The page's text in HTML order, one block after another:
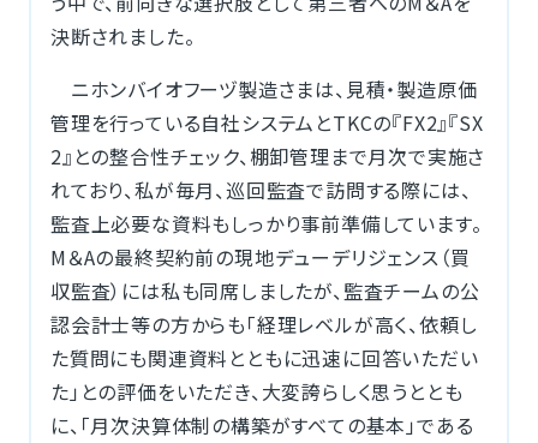
決断されました。
ニホンバイオフーヅ製造さまは、見積・製造原価
管理を行っている自社システムとTKCの『FX2』『SX
2』との整合性チェック、棚卸管理まで月次で実施さ
れており、私が毎月、巡回監査で訪問する際には、
監査上必要な資料もしっかり事前準備しています。
M＆Aの最終契約前の現地デューデリジェンス（買
収監査）には私も同席しましたが、監査チームの公
認会計士等の方からも「経理レベルが高く、依頼し
た質問にも関連資料とともに迅速に回答いただい
た」との評価をいただき、大変誇らしく思うととも
に、「月次決算体制の構築がすべての基本」である